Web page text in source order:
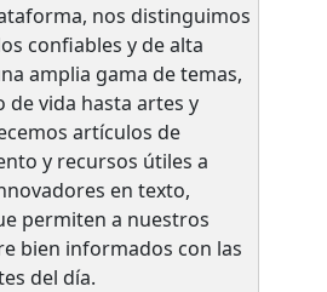
nos distinguimos
confiables y de alta
amplia gama de temas,
de vida hasta artes y
artículos de
y recursos útiles a
en texto,
permiten a nuestros
bien informados con las
del día.